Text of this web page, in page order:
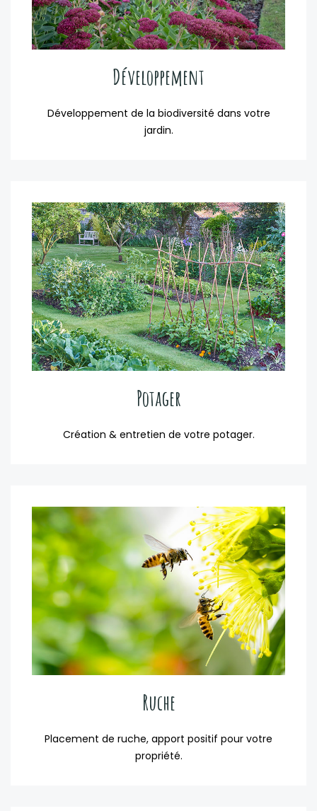
Développement
Développement de la biodiversité dans votre
jardin.
Potager
Création & entretien de votre potager.
Ruche
Placement de ruche, apport positif pour votre
propriété.